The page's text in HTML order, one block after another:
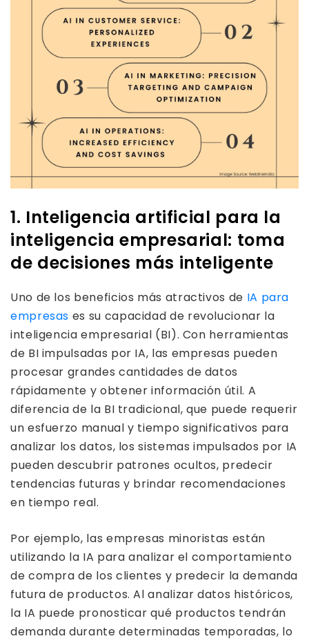
1. Inteligencia artificial para la
inteligencia empresarial: toma
de decisiones más inteligente
Uno de los beneficios más atractivos de IA para
empresas es su capacidad de revolucionar la
inteligencia empresarial (BI). Con herramientas
de BI impulsadas por IA, las empresas pueden
procesar grandes cantidades de datos
rápidamente y obtener información útil. A
diferencia de la BI tradicional, que puede requerir
un esfuerzo manual y tiempo significativos para
analizar los datos, los sistemas impulsados ​​por IA
pueden descubrir patrones ocultos, predecir
tendencias futuras y brindar recomendaciones
en tiempo real.
Por ejemplo, las empresas minoristas están
utilizando la IA para analizar el comportamiento
de compra de los clientes y predecir la demanda
futura de productos. Al analizar datos históricos,
la IA puede pronosticar qué productos tendrán
demanda durante determinadas temporadas, lo